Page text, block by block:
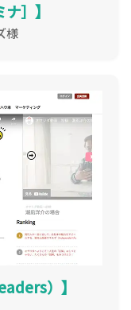
］】
様
）】